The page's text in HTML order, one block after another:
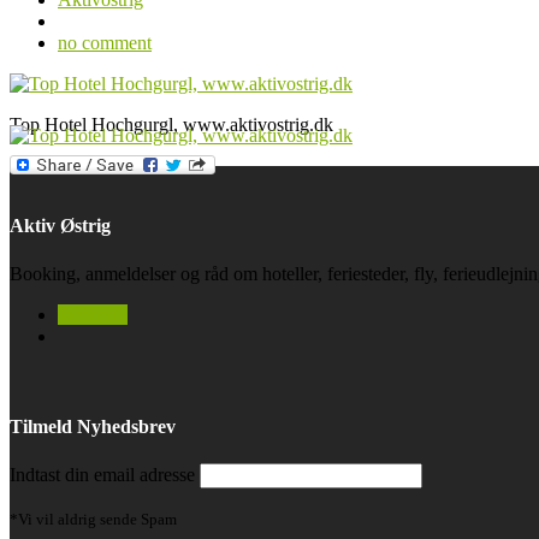
no comment
Top Hotel Hochgurgl, www.aktivostrig.dk
Aktiv Østrig
Booking, anmeldelser og råd om hoteller, feriesteder, fly,
Tilmeld Nyhedsbrev
Indtast din email adresse
*Vi vil aldrig sende Spam